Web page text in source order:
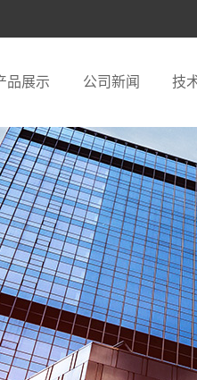
品展示 公司新闻 技